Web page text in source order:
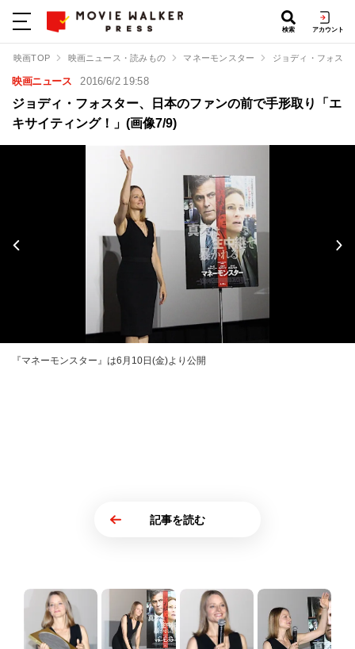
検索 アカウント
映画TOP 映画ニュース・読みもの マネーモンスター ジョディ・フォス
映画ニュース 2016/6/2 19:58
ジョディ・フォスター、日本のファンの前で手形取り「エ
キサイティング！」(画像7/9)
『マネーモンスター』は6月10日(金)より公開
記事を読む